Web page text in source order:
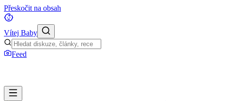
Přeskočit na obsah
Vítej Baby
Feed